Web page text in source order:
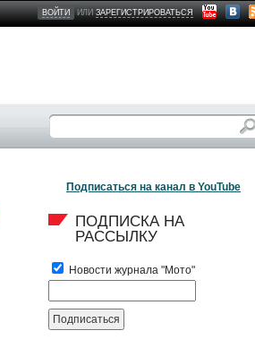
ВОЙТИ ИЛИЗАРЕГИСТРИРОВАТЬСЯ
Подписаться на канал в YouTube
ПОДПИСКА НА
РАССЫЛКУ
Новости журнала "Мото"